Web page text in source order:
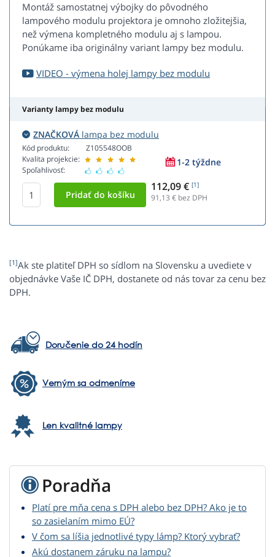
Montáž samostatnej výbojky do pôvodného
lampového modulu projektora je omnoho zložitejšia,
než výmena kompletného modulu aj s lampou.
Ponúkame iba originálny variant lampy bez modulu.
VIDEO - výmena holej lampy bez modulu
Varianty lampy bez modulu
ZNAČKOVÁ lampa bez modulu
Kód produktu:
Kvalita projekcie:
Spoľahlivosť:
Z105548OOB
1-2 týždne
112,09 € [1]
91,13 € bez DPH
[1]Ak ste platiteľ DPH so sídlom na Slovensku a uvediete v
objednávke Vaše IČ DPH, dostanete od nás tovar za cenu bez
DPH.
Doručenie do 24 hodín
Verným sa odmeníme
Len kvalitné lampy
Poradňa
Platí pre mňa cena s DPH alebo bez DPH? Ako je to
so zasielaním mimo EÚ?
V čom sa líšia jednotlivé typy lámp? Ktorý vybrať?
Akú dostanem záruku na lampu?